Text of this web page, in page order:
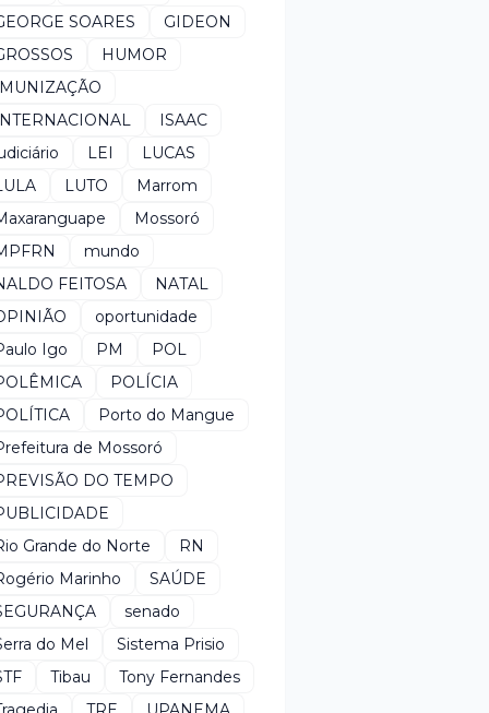
SOARES
GIDEON
HUMOR
ISAAC
LEI
LUCAS
LUTO
Marrom
Mossoró
mundo
FEITOSA
NATAL
oportunidade
Igo
PM
POL
POLÍCIA
Porto do Mangue
de Mossoró
DO TEMPO
Grande do Norte
RN
Marinho
SAÚDE
senado
do Mel
Sistema Prisio
Tibau
Tony Fernandes